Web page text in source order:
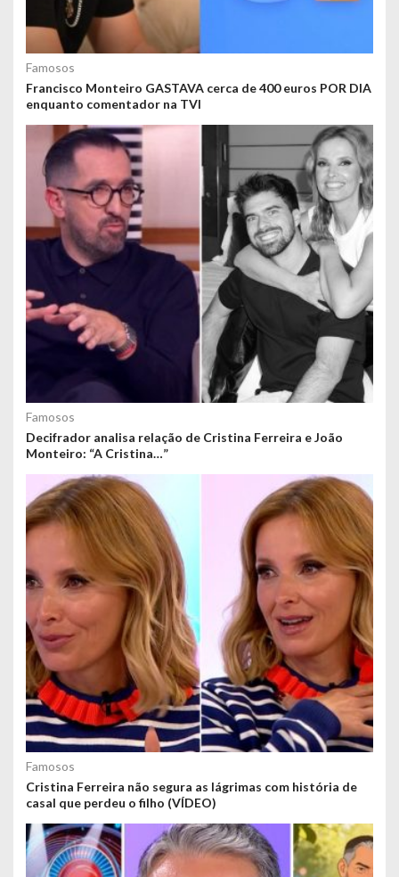
Famosos
Francisco Monteiro GASTAVA cerca de 400 euros POR DIA
enquanto comentador na TVI
Famosos
Decifrador analisa relação de Cristina Ferreira e João
Monteiro: “A Cristina…”
Famosos
Cristina Ferreira não segura as lágrimas com história de
casal que perdeu o filho (VÍDEO)